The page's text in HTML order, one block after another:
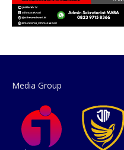
Media Group